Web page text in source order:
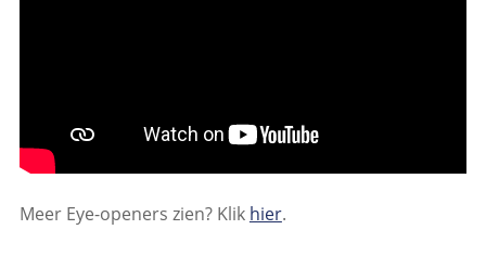
Meer Eye-openers zien? Klik hier.